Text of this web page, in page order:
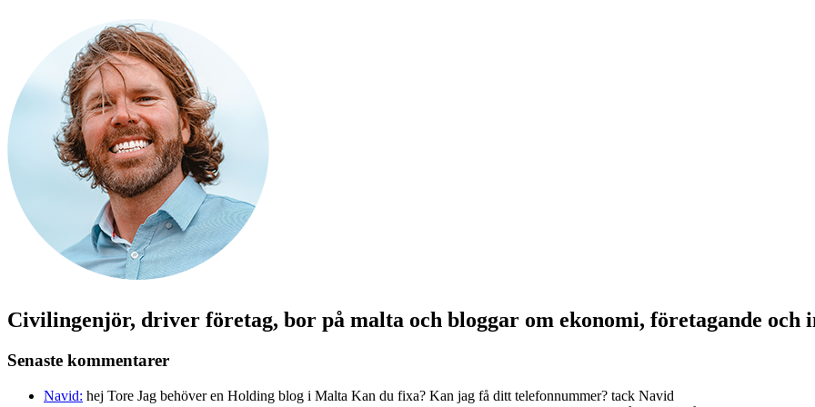
Civilingenjör, driver företag, bor på malta och bloggar om ekonomi, företagande och
Senaste kommentarer
Navid: hej Tore Jag behöver en Holding blog i Malta Kan du fixa? Kan jag få ditt telefonnummer? tack Navid